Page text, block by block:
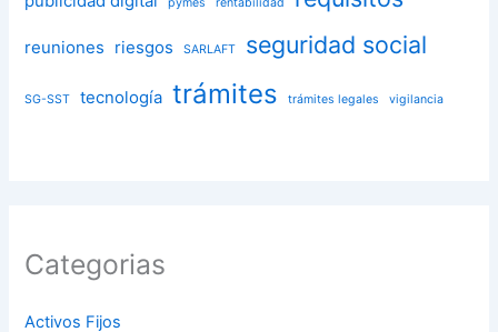
reuniones riesgos SARLAFT seguridad social
SG-SST tecnología trámites trámites legales vigilancia
Categorias
Activos Fijos